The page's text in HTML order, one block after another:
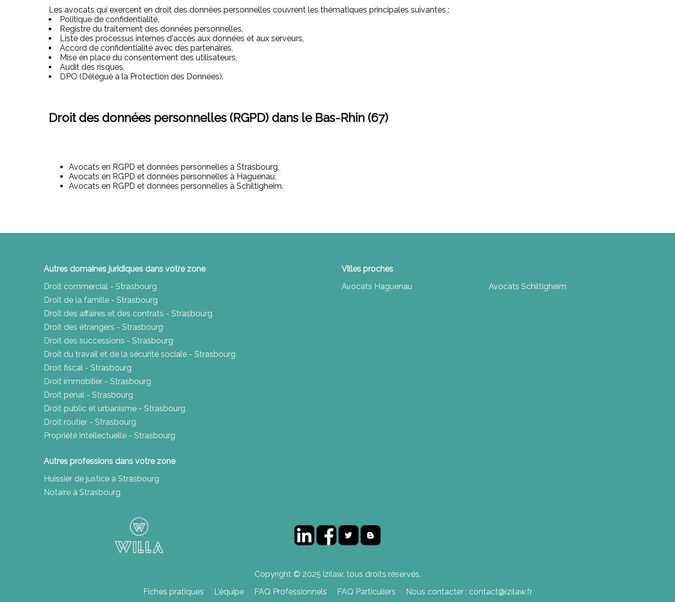
Les avocats qui exercent en droit des données personnelles couvrent les thématiques principales suivantes :
Politique de confidentialité,
Registre du traitement des données personnelles,
Liste des processus internes d'accès aux données et aux serveurs,
Accord de confidentialité avec des partenaires,
Mise en place du consentement des utilisateurs,
Audit des risques,
DPO (Délégué à la Protection des Données).
Droit des données personnelles (RGPD) dans le Bas-Rhin (67)
Avocats en RGPD et données personnelles à Strasbourg,
Avocats en RGPD et données personnelles à Haguenau,
Avocats en RGPD et données personnelles à Schiltigheim.
Autres domaines juridiques dans votre zone
Droit commercial - Strasbourg
Droit de la famille - Strasbourg
Droit des affaires et des contrats - Strasbourg
Droit des étrangers - Strasbourg
Droit des successions - Strasbourg
Droit du travail et de la sécurité sociale - Strasbourg
Droit fiscal - Strasbourg
Droit immobilier - Strasbourg
Droit pénal - Strasbourg
Droit public et urbanisme - Strasbourg
Droit routier - Strasbourg
Propriété intellectuelle - Strasbourg
Autres professions dans votre zone
Huissier de justice à Strasbourg
Notaire à Strasbourg
Villes proches
Avocats Haguenau
Avocats Schiltigheim
Copyright © 2025 izilaw, tous droits réservés.
Fiches pratiques
L'équipe FAQ Professionnels FAQ Particuliers Nous contacter : contact@izilaw.fr